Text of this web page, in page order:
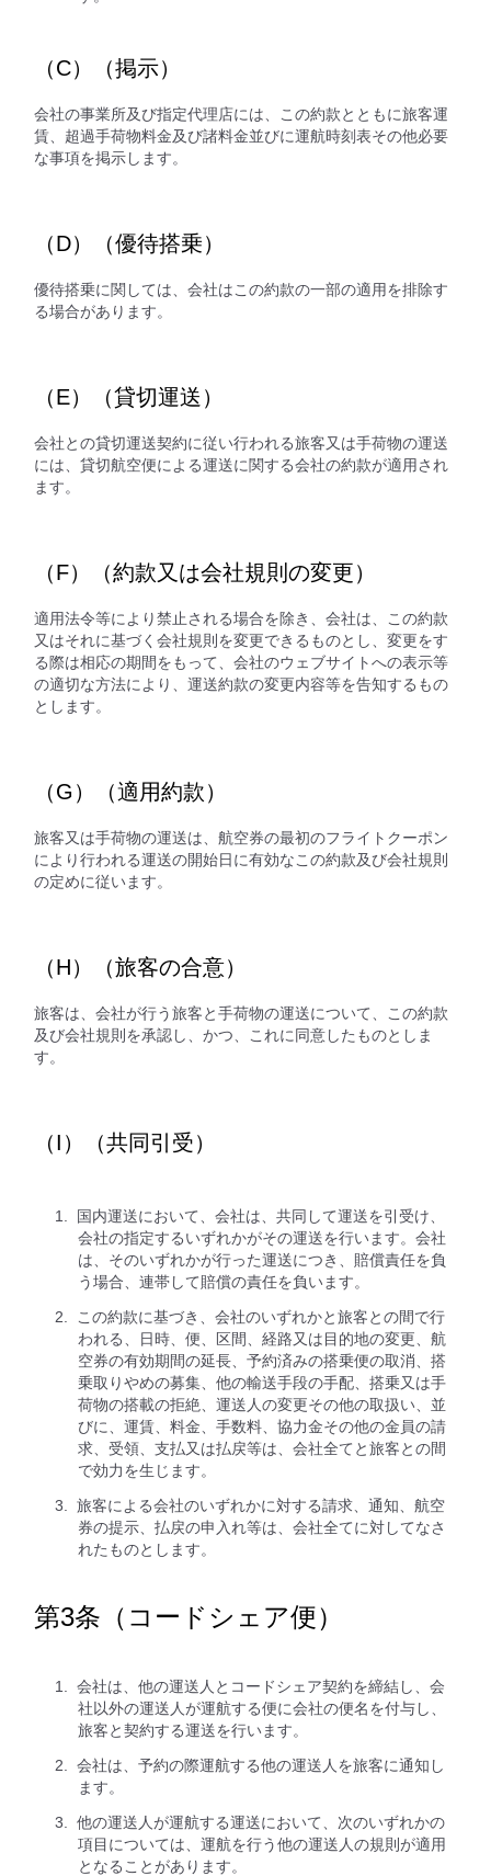
（C）（掲示）
会社の事業所及び指定代理店には、この約款とともに旅客運
賃、超過手荷物料金及び諸料金並びに運航時刻表その他必要
な事項を掲示します。
（D）（優待搭乗）
優待搭乗に関しては、会社はこの約款の一部の適用を排除す
る場合があります。
（E）（貸切運送）
会社との貸切運送契約に従い行われる旅客又は手荷物の運送
には、貸切航空便による運送に関する会社の約款が適用され
ます。
（F）（約款又は会社規則の変更）
適用法令等により禁止される場合を除き、会社は、この約款
又はそれに基づく会社規則を変更できるものとし、変更をす
る際は相応の期間をもって、会社のウェブサイトへの表示等
の適切な方法により、運送約款の変更内容等を告知するもの
とします。
（G）（適用約款）
旅客又は手荷物の運送は、航空券の最初のフライトクーポン
により行われる運送の開始日に有効なこの約款及び会社規則
の定めに従います。
（H）（旅客の合意）
旅客は、会社が行う旅客と手荷物の運送について、この約款
及び会社規則を承認し、かつ、これに同意したものとしま
す。
（I）（共同引受）
国内運送において、会社は、共同して運送を引受け、
会社の指定するいずれかがその運送を行います。会社
は、そのいずれかが行った運送につき、賠償責任を負
う場合、連帯して賠償の責任を負います。
この約款に基づき、会社のいずれかと旅客との間で行
われる、日時、便、区間、経路又は目的地の変更、航
空券の有効期間の延長、予約済みの搭乗便の取消、搭
乗取りやめの募集、他の輸送手段の手配、搭乗又は手
荷物の搭載の拒絶、運送人の変更その他の取扱い、並
びに、運賃、料金、手数料、協力金その他の金員の請
求、受領、支払又は払戻等は、会社全てと旅客との間
で効力を生じます。
旅客による会社のいずれかに対する請求、通知、航空
券の提示、払戻の申入れ等は、会社全てに対してなさ
れたものとします。
第3条（コードシェア便）
会社は、他の運送人とコードシェア契約を締結し、会
社以外の運送人が運航する便に会社の便名を付与し、
旅客と契約する運送を行います。
会社は、予約の際運航する他の運送人を旅客に通知し
ます。
他の運送人が運航する運送において、次のいずれかの
項目については、運航を行う他の運送人の規則が適用
となることがあります。